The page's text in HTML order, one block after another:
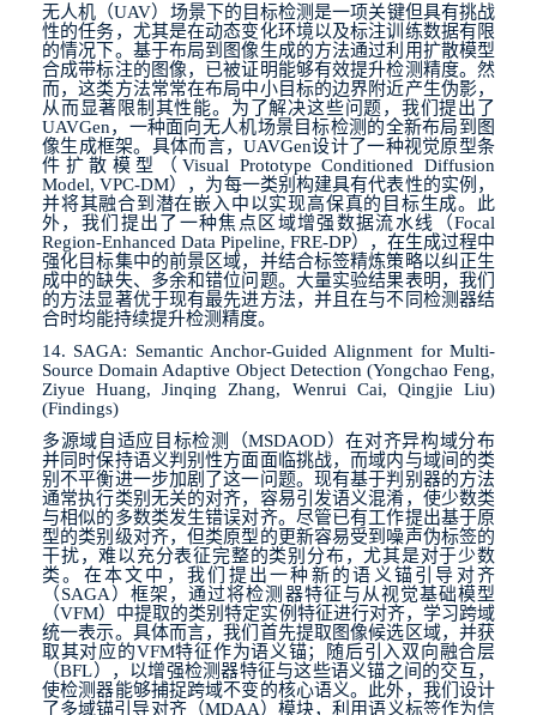
无人机（UAV）场景下的目标检测是一项关键但具有挑战
性的任务，尤其是在动态变化环境以及标注训练数据有限
的情况下。基于布局到图像生成的方法通过利用扩散模型
合成带标注的图像，已被证明能够有效提升检测精度。然
而，这类方法常常在布局中小目标的边界附近产生伪影，
从而显著限制其性能。为了解决这些问题，我们提出了
UAVGen，一种面向无人机场景目标检测的全新布局到图
像生成框架。具体而言，UAVGen设计了一种视觉原型条
件扩散模型（Visual Prototype Conditioned Diffusion
Model, VPC-DM），为每一类别构建具有代表性的实例，
并将其融合到潜在嵌入中以实现高保真的目标生成。此
外，我们提出了一种焦点区域增强数据流水线（Focal
Region-Enhanced Data Pipeline, FRE-DP），在生成过程中
强化目标集中的前景区域，并结合标签精炼策略以纠正生
成中的缺失、多余和错位问题。大量实验结果表明，我们
的方法显著优于现有最先进方法，并且在与不同检测器结
合时均能持续提升检测精度。
14. SAGA: Semantic Anchor-Guided Alignment for Multi-
Source Domain Adaptive Object Detection (Yongchao Feng,
Ziyue Huang, Jinqing Zhang, Wenrui Cai, Qingjie Liu)
(Findings)
多源域自适应目标检测（MSDAOD）在对齐异构域分布
并同时保持语义判别性方面面临挑战，而域内与域间的类
别不平衡进一步加剧了这一问题。现有基于判别器的方法
通常执行类别无关的对齐，容易引发语义混淆，使少数类
与相似的多数类发生错误对齐。尽管已有工作提出基于原
型的类别级对齐，但类原型的更新容易受到噪声伪标签的
干扰，难以充分表征完整的类别分布，尤其是对于少数
类。在本文中，我们提出一种新的语义锚引导对齐
（ SAGA ）框架，通过将检测器特征与从视觉基础模型
（VFM）中提取的类别特定实例特征进行对齐，学习跨域
统一表示。具体而言，我们首先提取图像候选区域，并获
取其对应的VFM特征作为语义锚；随后引入双向融合层
（BFL），以增强检测器特征与这些语义锚之间的交互，
使检测器能够捕捉跨域不变的核心语义。此外，我们设计
了多域锚引导对齐（MDAA）模块，利用语义标签作为信